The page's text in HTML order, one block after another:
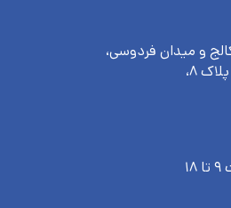
و میدان فردوسی،
۸،